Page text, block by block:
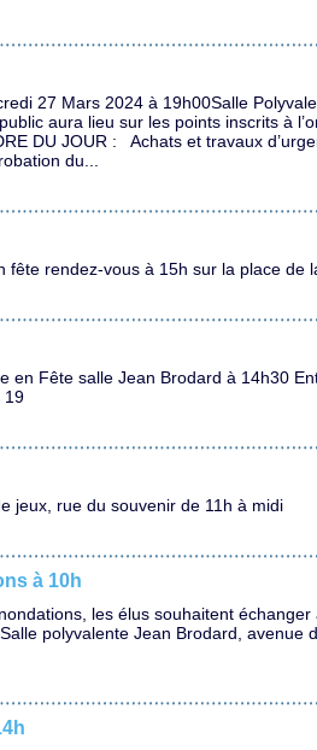
27 Mars 2024 à 19h00Salle
aura lieu sur les points inscrits à
DU JOUR : Achats et travaux
du...
rendez-vous à 15h sur la place de
en Fête salle Jean Brodard à 14h30
19
jeux, rue du souvenir de 11h à midi
à 10h
les élus souhaitent
polyvalente Jean Brodard, avenue